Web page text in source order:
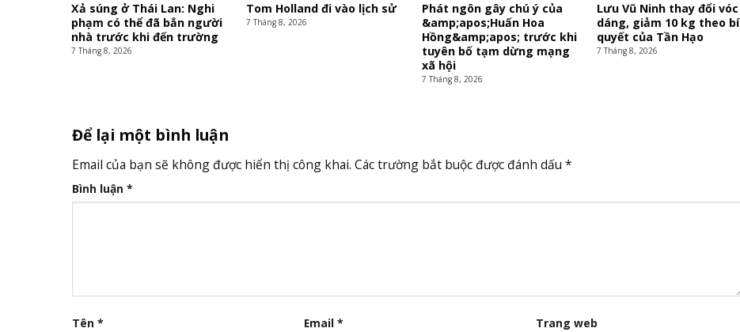
Xả súng ở Thái Lan: Nghi
phạm có thể đã bắn người
nhà trước khi đến trường
7 Tháng 8, 2026
Tom Holland đi vào lịch sử
7 Tháng 8, 2026
Phát ngôn gây chú ý của
&amp;apos;Huấn Hoa
Hồng&amp;apos; trước khi
tuyên bố tạm dừng mạng
xã hội
7 Tháng 8, 2026
Lưu Vũ Ninh thay đổi vóc
dáng, giảm 10 kg theo bí
quyết của Tần Hạo
7 Tháng 8, 2026
Để lại một bình luận
Email của bạn sẽ không được hiển thị công khai. Các trường bắt buộc được đánh dấu *
Bình luận *
Tên * Email * Trang web